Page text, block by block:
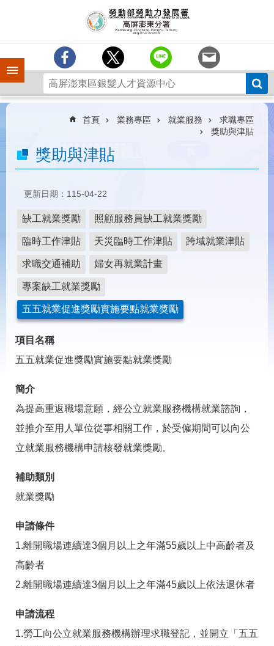
手機側欄
中
分
簡
務
載
區
常
見
答
站
導
覽
首
頁
信
箱
見
問
答
語
詞
彙
私
及
府
站
首頁 業務專區 就業服務
求職專區
獎助與津貼
獎助與津貼
更新日期：115-04-22
缺工就業獎勵 照顧服務員缺工就業獎勵
臨時工作津貼 天災臨時工作津貼 跨域就業津貼
求職交通補助 婦女再就業計畫
專案缺工就業獎勵
五五就業促進獎勵實施要點就業獎勵
項目名稱
五五就業促進獎勵實施要點就業獎勵
簡介
為提高重返職場意願，經公立就業服務機構就業諮詢，
並推介至用人單位從事相關工作，於受僱期間可以向公
立就業服務機構申請核發就業獎勵。
補助類別
就業獎勵
申請條件
1.離開職場連續達3個月以上之年滿55歲以上中高齡者及
高齡者
2.離開職場連續達3個月以上之年滿45歲以上依法退休者
申請流程
1.勞工向公立就業服務機構辦理求職登記，並開立「五五